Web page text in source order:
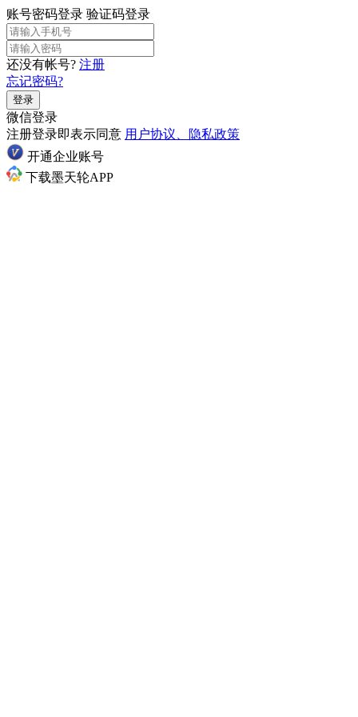
账号密码登录 验证码登录
还没有帐号? 注册
忘记密码?
登录
微信登录
注册登录即表示同意 用户协议、隐私政策
开通企业账号
下载墨天轮APP